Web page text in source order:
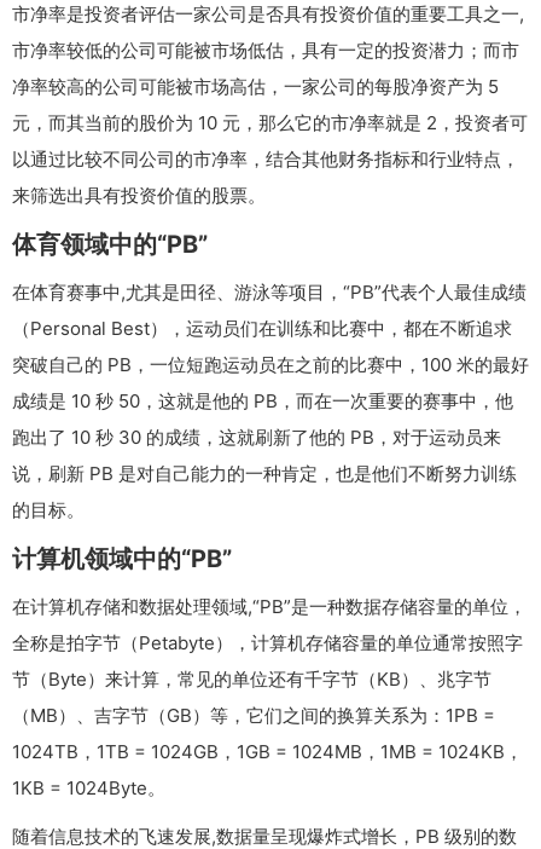
市净率是投资者评估一家公司是否具有投资价值的重要工具之一,
市净率较低的公司可能被市场低估，具有一定的投资潜力；而市
净率较高的公司可能被市场高估，一家公司的每股净资产为 5
元，而其当前的股价为 10 元，那么它的市净率就是 2，投资者可
以通过比较不同公司的市净率，结合其他财务指标和行业特点，
来筛选出具有投资价值的股票。
体育领域中的“PB”
在体育赛事中,尤其是田径、游泳等项目，“PB”代表个人最佳成绩
（Personal Best），运动员们在训练和比赛中，都在不断追求
突破自己的 PB，一位短跑运动员在之前的比赛中，100 米的最好
成绩是 10 秒 50，这就是他的 PB，而在一次重要的赛事中，他
跑出了 10 秒 30 的成绩，这就刷新了他的 PB，对于运动员来
说，刷新 PB 是对自己能力的一种肯定，也是他们不断努力训练
的目标。
计算机领域中的“PB”
在计算机存储和数据处理领域,“PB”是一种数据存储容量的单位，
全称是拍字节（Petabyte），计算机存储容量的单位通常按照字
节（Byte）来计算，常见的单位还有千字节（KB）、兆字节
（MB）、吉字节（GB）等，它们之间的换算关系为：1PB =
1024TB，1TB = 1024GB，1GB = 1024MB，1MB = 1024KB，
1KB = 1024Byte。
随着信息技术的飞速发展,数据量呈现爆炸式增长，PB 级别的数